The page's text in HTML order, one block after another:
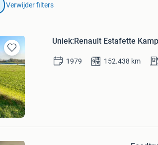
Verwijder filters
Bewaren
in
Mijn
Favorieten
Uniek:Renault Estafette
1979 152.438 km